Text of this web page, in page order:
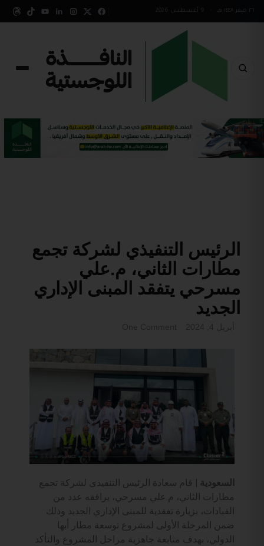
9 أغسطس 2026
الرئيس التنفيذي لشركة تجمع
مطارات الثاني، م.علي
مسرحي يتفقد المبنى الإداري
الجديد
السعودية | قام سعادة الرئيس التنفيذي لشركة تجمع
مطارات الثاني، م.علي مسرحي، يرافقه عدد من
القيادات، بزيارة تفقدية للمبنى الإداري الجديد وذلك
ضمن المرحلة الأولى لمشروع توسعة مطار أبها
الدولي، بهدف متابعة جاهزية مراحل المشروع والتأكد